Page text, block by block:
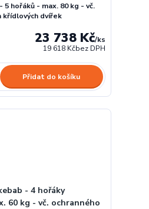
5 hořáků - max. 80 kg - vč.
křídlových dvířek
23 738 Kč/ks
19 618 Kčbez DPH
Přidat do košíku